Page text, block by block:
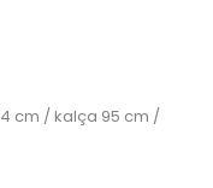
cm / kalça 95 cm /